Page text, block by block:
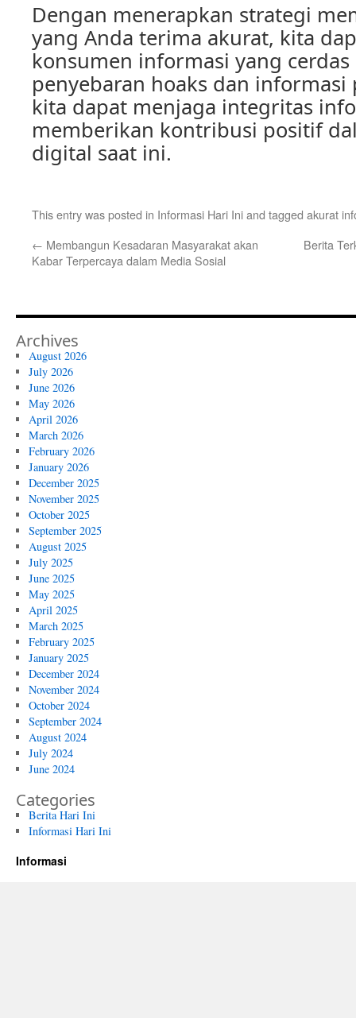
Dengan menerapkan strategi
yang Anda terima akurat, kita
konsumen informasi yang
penyebaran hoaks dan informasi
kita dapat menjaga integritas
memberikan kontribusi positif
digital saat ini.
This entry was posted in Informasi Hari Iniand tagged akurat
← Membangun Kesadaran Masyarakat akan
Kabar Terpercaya dalam Media Sosial
Berita
Archives
August 2026
July 2026
June 2026
May 2026
April 2026
March 2026
February 2026
January 2026
December 2025
November 2025
October 2025
September 2025
August 2025
July 2025
June 2025
May 2025
April 2025
March 2025
February 2025
January 2025
December 2024
November 2024
October 2024
September 2024
August 2024
July 2024
June 2024
Categories
Berita Hari Ini
Informasi Hari Ini
Informasi